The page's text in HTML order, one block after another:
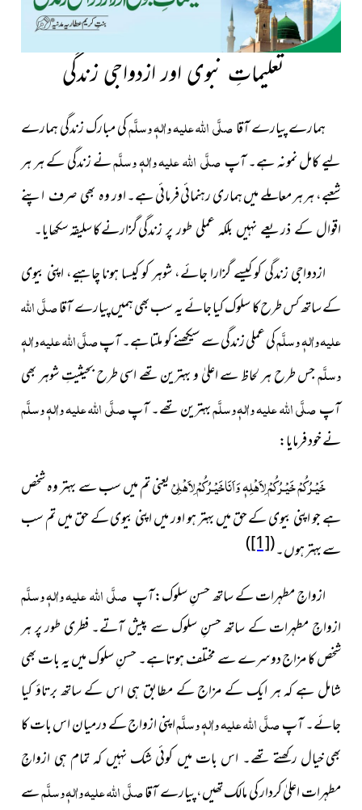
تعلیماتِ نبوی اور ازدواجی زندگی
ہمارے پیارے آقاصلَّی اللہ علیہ واٰلہٖ وسلَّمکی مبارک زندگی ہمارے
لیے کامل نمونہ ہے۔ آپصلَّی اللہ علیہ واٰلہٖ وسلَّمنے زندگی کے ہر ہر
شعبے، ہر ہر معاملے میں ہماری رہنمائی فرمائی ہے۔ اوروہ بھی صرف اپنے
اقوال کے ذریعے نہیں بلکہ عملی طور پر زندگیگزارنے کا سلیقہ سکھایا۔
ازدواجی زندگی کو کیسے گزارا جائے، شوہر کو کیسا ہونا چاہیے، اپنی بیوی
کے ساتھ کس طرح کا سلوک کیا جائے یہ سب بھی ہمیں پیارے آقاصلَّی اللہ
علیہ واٰلہٖ وسلَّمکی عملی زندگی سے سیکھنے کو ملتا ہے۔ آپصلَّی اللہ علیہ واٰلہٖ
وسلَّمجس طرح ہر لحاظ سے اعلیٰ و بہترین تھے اسی طرح بحیثیتِ شوہر بھی
آپصلَّی اللہ علیہ واٰلہٖ وسلَّمبہترین تھے۔ آپصلَّی اللہ علیہ واٰلہٖ وسلَّم
نے خود فرمایا:
خَيْـرُكُمْ خَيْـرُكُمْ لِاَهْلِهٖ وَاَنَاخَيْـرُكُمْ لِاَهْلِىْیعنی تم میں سب سے بہتر وہ شخص
ہے جو اپنی بیوی کے حق میں بہتر ہو اور میں اپنی بیوی کے حق میں تم سب
سے بہتر ہوں۔(
[1]
)
ازواجِ مطہرات کے ساتھ حسنِ سلوک:آپ صلَّی اللہ علیہ واٰلہٖ وسلَّم
ازواجِ مطہرات کے ساتھ حسنِ سلوکسے پیش آتے۔ فطری طور پر ہر
شخص کا مزاج دوسرے سے مختلف ہوتا ہے۔ حسنِ سلوک میں یہ بات بھی
شامل ہے کہ ہر ایک کے مزاج کے مطابق ہی اس کے ساتھ برتاؤ کیا
جائے۔ آپصلَّی اللہ علیہ واٰلہٖ وسلَّماپنی ازواج کے درمیان اس بات کا
بھیخیال رکھتے تھے۔ اس بات میں کوئی شک نہیں کہ تمام ہی ازواجِ
مطہرات اعلیٰ کردار کی مالک تھیں، پیارے آقاصلَّی اللہ علیہ واٰلہٖ وسلَّمسے